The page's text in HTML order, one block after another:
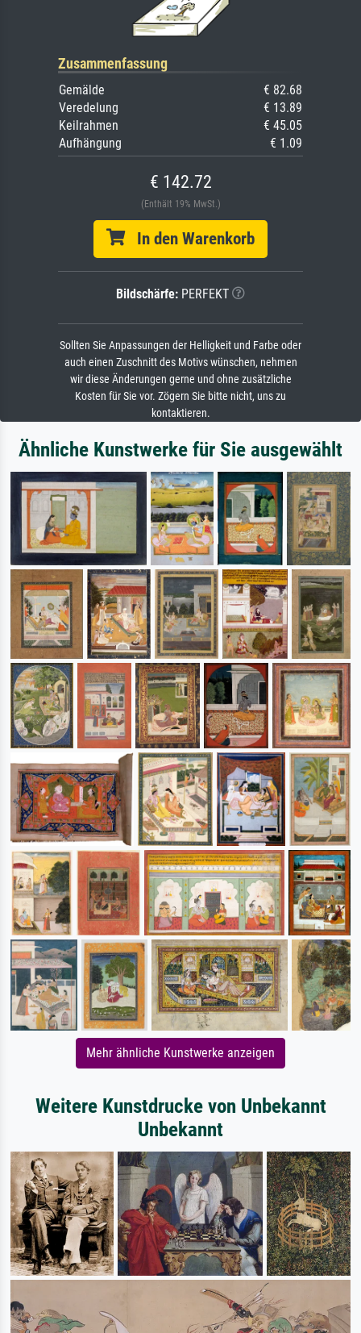
Zusammenfassung
Gemälde
€ 82.68
Veredelung
€ 13.89
Keilrahmen
€ 45.05
Aufhängung
€ 1.09
€ 142.72
(Enthält 19% MwSt.)
In den Warenkorb
Bildschärfe: PERFEKT
Sollten Sie Anpassungen der Helligkeit und Farbe oder
auch einen Zuschnitt des Motivs wünschen, nehmen
wir diese Änderungen gerne und ohne zusätzliche
Kosten für Sie vor. Zögern Sie bitte nicht, uns zu
kontaktieren.
Ähnliche Kunstwerke für Sie ausgewählt
Mehr ähnliche Kunstwerke anzeigen
Weitere Kunstdrucke von Unbekannt
Unbekannt